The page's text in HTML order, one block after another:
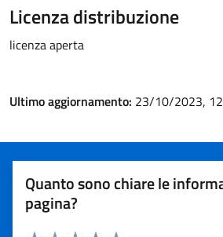
Licenza distribuzione
licenza aperta
Ultimo aggiornamento: 23/10/2023,
Quanto sono chiare le
pagina?